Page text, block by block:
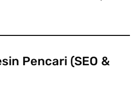
Pencari (SEO &